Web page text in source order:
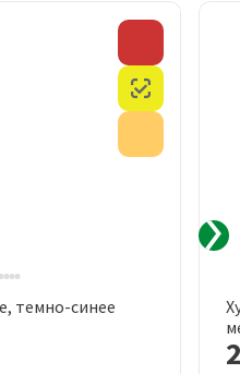
темно-синее